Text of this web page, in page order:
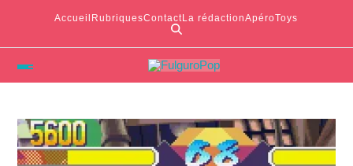
Accueil RubriquesContactLa rédactionApéroToys